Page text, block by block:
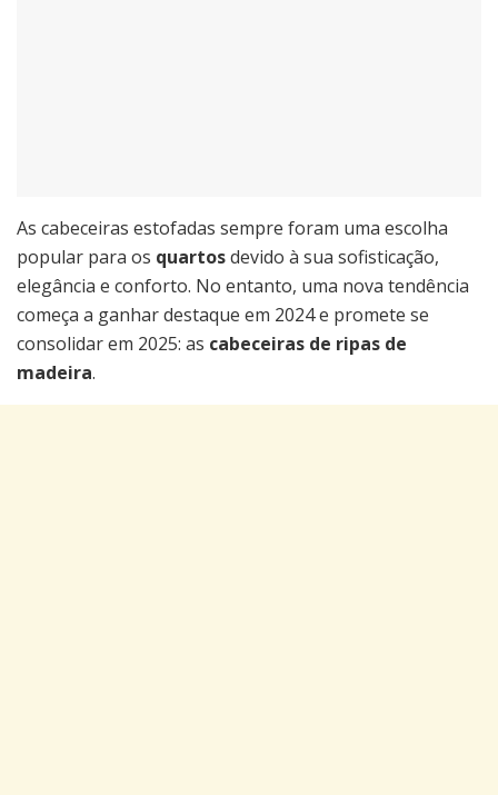
As cabeceiras estofadas sempre foram uma escolha
popular para os quartosdevido à sua sofisticação,
elegância e conforto. No entanto, uma nova tendência
começa a ganhar destaque em 2024 e promete se
consolidar em 2025: as cabeceiras de ripas de
madeira.